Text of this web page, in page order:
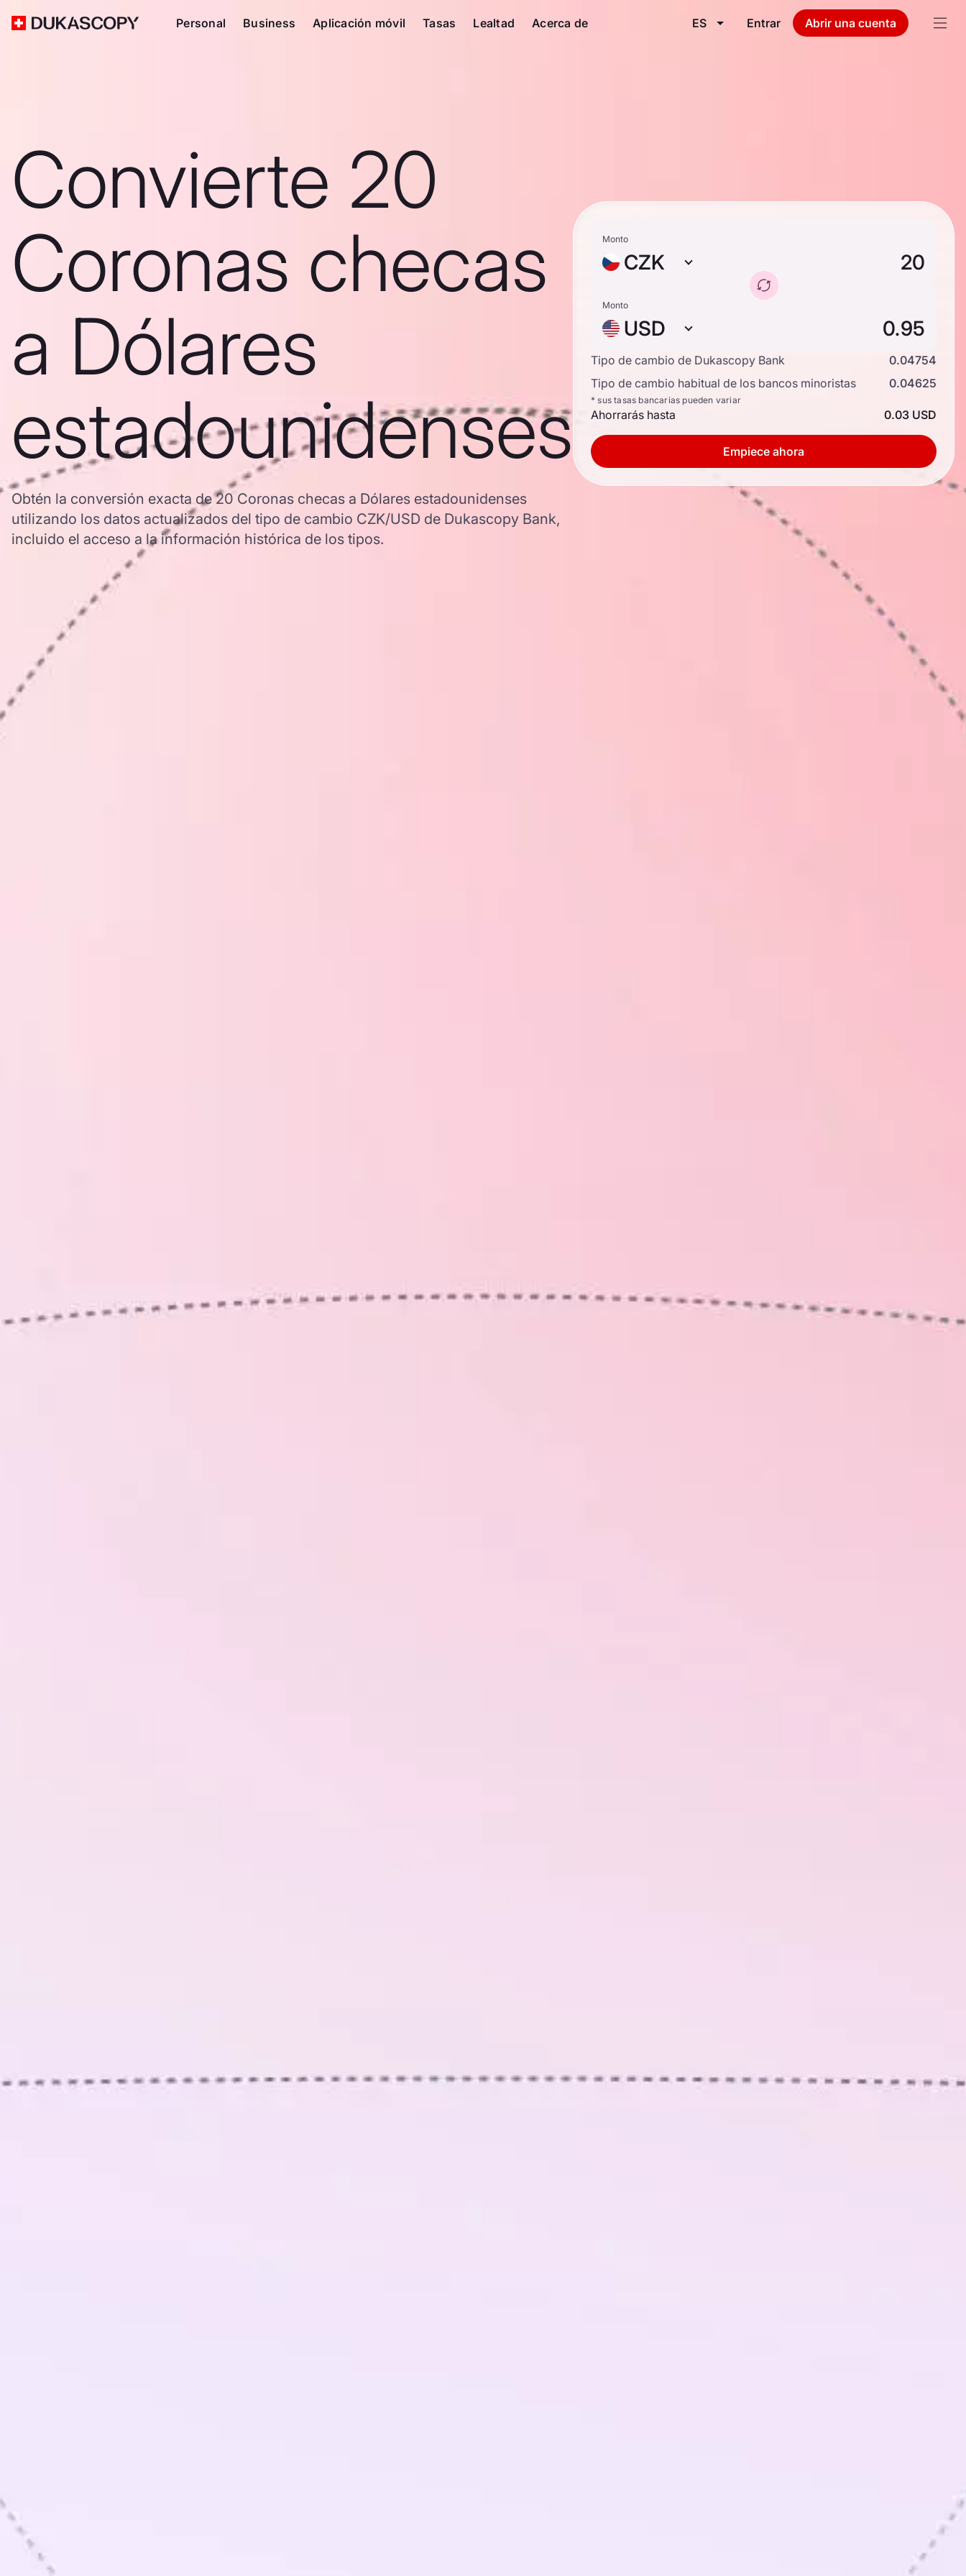
Personal Business Aplicación móvil Tasas Lealtad Acerca de ES Entrar Abrir una cuenta
Convierte 20
Coronas checas
a Dólares
estadounidenses
Obtén la conversión exacta de 20 Coronas checas a Dólares estadounidenses
utilizando los datos actualizados del tipo de cambio CZK/USD de Dukascopy Bank,
incluido el acceso a la información histórica de los tipos.
Monto
CZK
Monto
USD
Tipo de cambio de Dukascopy Bank
0.04754
Tipo de cambio habitual de los bancos minoristas
0.04625
* sus tasas bancarias pueden variar
Ahorrarás hasta 0.03 USD
Empiece ahora